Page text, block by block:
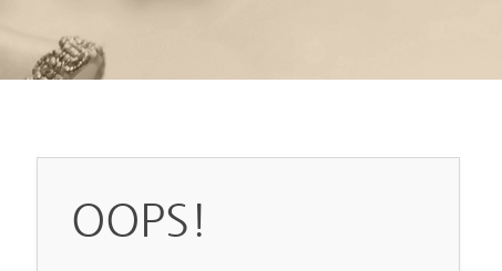
OOPS!